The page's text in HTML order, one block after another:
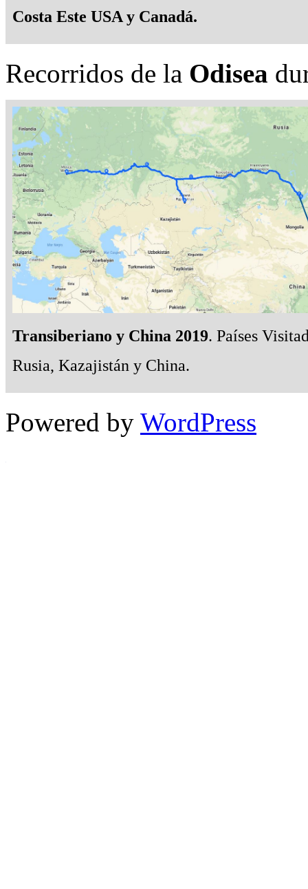
Costa Este USA y Canadá.
Recorridos de la Odisea
Transiberiano y China 2019. Países
Rusia, Kazajistán y China.
Powered by WordPress